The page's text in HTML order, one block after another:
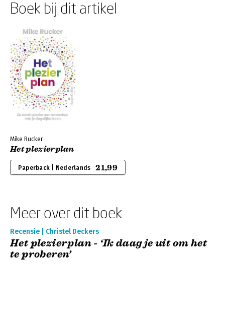
Boek bij dit artikel
Mike Rucker
Het plezierplan
Paperback | Nederlands 21,99
Meer over dit boek
Recensie | Christel Deckers
Het plezierplan - ‘Ik daag je uit om het
te proberen’